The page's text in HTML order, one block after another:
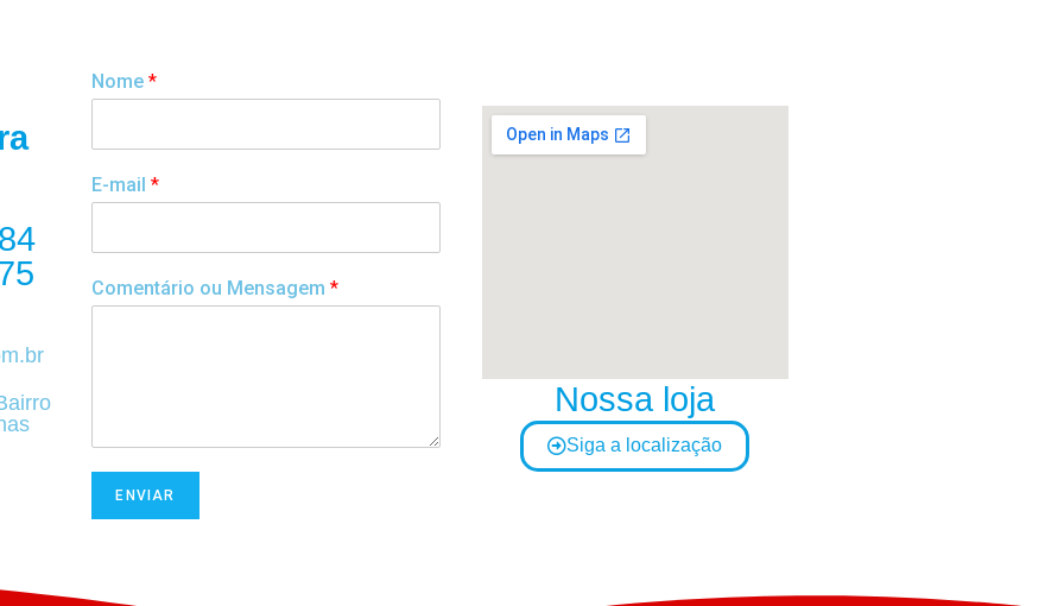
Nome*
E-mail*
Comentário ou Mensagem*
ENVIAR
Nossa loja
Siga a localização